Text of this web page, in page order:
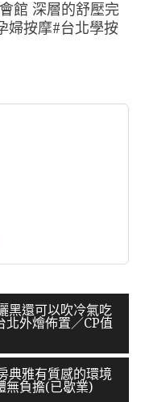
館 深層的舒壓完
婦按摩#台北學按
黑還可以吹冷氣吃
外燴佈置／CP值
典雅有質感的環境
無負擔(已歇業)